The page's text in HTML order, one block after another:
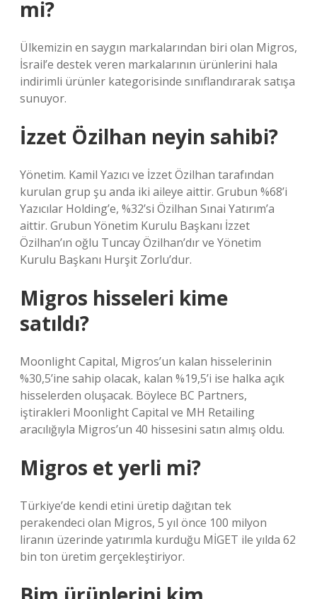
mi?
Ülkemizin en saygın markalarından biri olan Migros,
İsrail’e destek veren markalarının ürünlerini hala
indirimli ürünler kategorisinde sınıflandırarak satışa
sunuyor.
İzzet Özilhan neyin sahibi?
Yönetim. Kamil Yazıcı ve İzzet Özilhan tarafından
kurulan grup şu anda iki aileye aittir. Grubun %68’i
Yazıcılar Holding’e, %32’si Özilhan Sınai Yatırım’a
aittir. Grubun Yönetim Kurulu Başkanı İzzet
Özilhan’ın oğlu Tuncay Özilhan’dır ve Yönetim
Kurulu Başkanı Hurşit Zorlu’dur.
Migros hisseleri kime
satıldı?
Moonlight Capital, Migros’un kalan hisselerinin
%30,5’ine sahip olacak, kalan %19,5’i ise halka açık
hisselerden oluşacak. Böylece BC Partners,
iştirakleri Moonlight Capital ve MH Retailing
aracılığıyla Migros’un 40 hissesini satın almış oldu.
Migros et yerli mi?
Türkiye’de kendi etini üretip dağıtan tek
perakendeci olan Migros, 5 yıl önce 100 milyon
liranın üzerinde yatırımla kurduğu MİGET ile yılda 62
bin ton üretim gerçekleştiriyor.